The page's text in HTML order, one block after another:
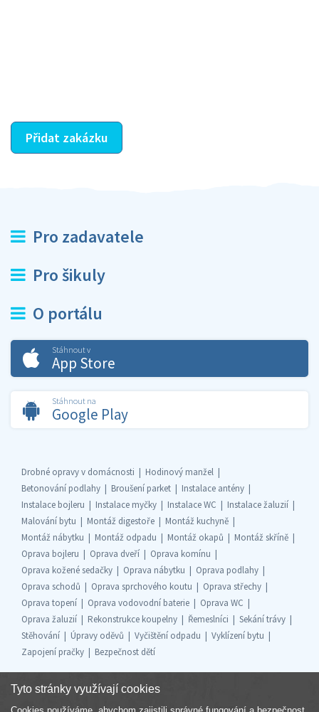
Přidat zakázku
Pro zadavatele
Pro šikuly
O portálu
Stáhnout v
App Store
Stáhnout na
Google Play
Drobné opravy v domácnosti
Hodinový manžel
Betonování podlahy
Broušení parket
Instalace antény
Instalace bojleru
Instalace myčky Instalace WC
Instalace žaluzií
Malování bytu
Montáž digestoře
Montáž kuchyně
Montáž nábytku
Montáž odpadu Montáž okapů
Montáž skříně
Oprava bojleru
Oprava dveří
Oprava komínu
Oprava kožené sedačky
Oprava nábytku
Oprava podlahy
Oprava schodů
Oprava sprchového koutu
Oprava střechy
Oprava topení
Oprava vodovodní baterie
Oprava WC
Oprava žaluzií
Rekonstrukce koupelny Řemeslníci
Sekání trávy
Stěhování
Úpravy oděvů Vyčištění odpadu
Vyklízení bytu
Zapojení pračky
Bezpečnost dětí
Tyto stránky využívají cookies